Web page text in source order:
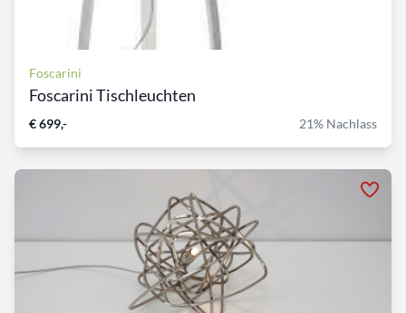
Foscarini
Foscarini Tischleuchten
€ 699,- 21% Nachlass